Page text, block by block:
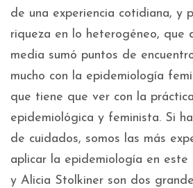
de una experiencia cotidiana, y
riqueza en lo heterogéneo, que
media sumó puntos de
mucho con la epidemiología
que tiene que ver con la
epidemiológica y feminista. Si
de cuidados, somos las más
aplicar la epidemiología en este
y Alicia Stolkiner son dos